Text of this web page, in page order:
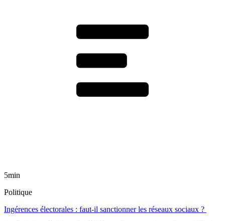
5min
Politique
Ingérences électorales : faut-il sanctionner les réseaux sociaux ?